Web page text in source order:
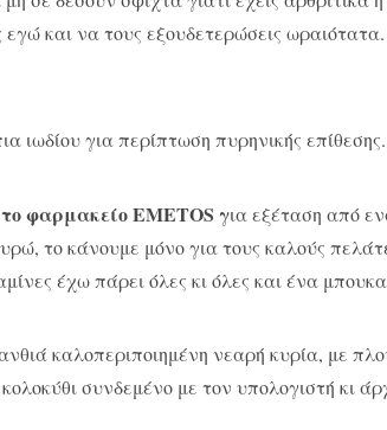
και να τους εξουδετερώσεις
ιωδίου για περίπτωση πυρηνικής επίθεσης.
το φαρμακείο ΕΜΕΤΟS για εξέταση από
το κάνουμε μόνο για τους καλούς
έχω πάρει όλες κι όλες και ένα
καλοπεριποιημένη νεαρή κυρία, με
συνδεμένο με τον υπολογιστή κι